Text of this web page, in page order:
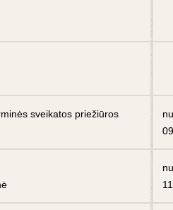
sveikatos priežiūros